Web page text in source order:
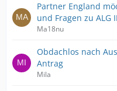
Partner England
und Fragen zu ALG
Ma18nu
Obdachlos nach
Antrag
Mila